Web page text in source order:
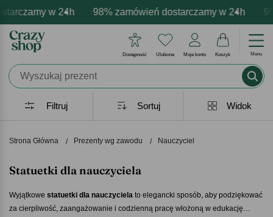
w 24h 98% zamówień dostarczamy w 24h
personalizacja produktów Profesjonalna i darmowa
emocje - zawsze udane prezenty Prezentujemy
Dostępność Ulubione Moje konto Koszyk Menu
Strona Główna Prezenty wg zawodu Nauczyciel
Statuetki dla nauczyciela
Wyjątkowe statuetki dla nauczyciela to elegancki sposób, aby podziękować
za cierpliwość, zaangażowanie i codzienną pracę włożoną w edukację
Filtruj Widok
Sortuj